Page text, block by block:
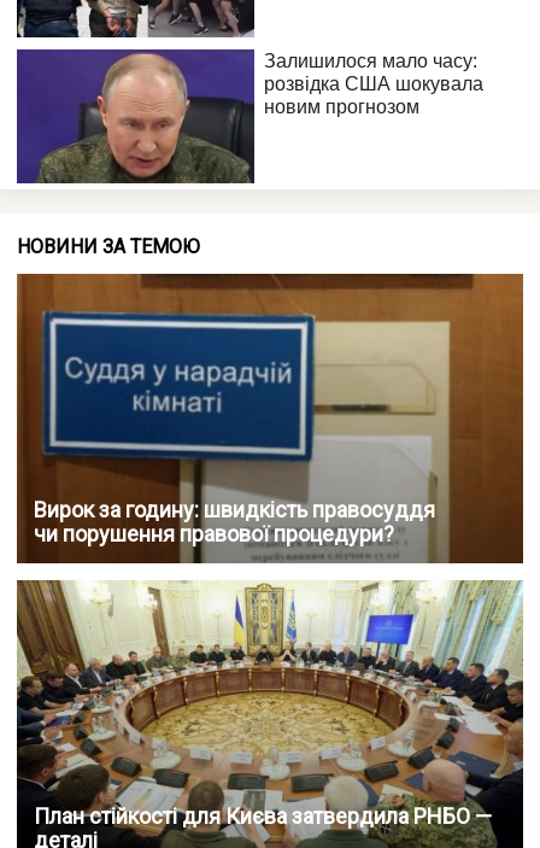
НОВИНИ ЗА ТЕМОЮ
Вирок за годину: швидкість правосуддя
чи порушення правової процедури?
План стійкості для Києва затвердила РНБО —
деталі